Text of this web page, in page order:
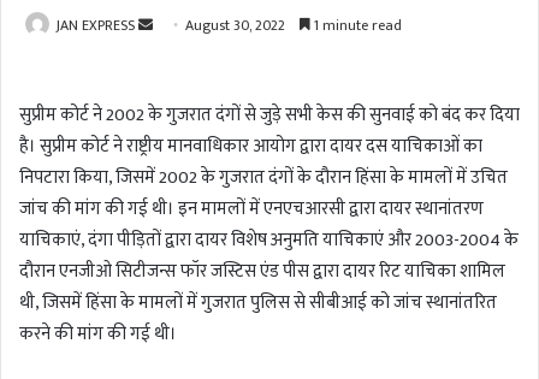
JAN EXPRESS
d
a
n
e
m
August 30, 2022 1 minute read
सुप्रीम कोर्ट ने 2002 के गुजरात दंगों से जुड़े सभी केस की सुनवाई को बंद कर दिया
है। सुप्रीम कोर्ट ने राष्ट्रीय मानवाधिकार आयोग द्वारा दायर दस याचिकाओं का
निपटारा किया, जिसमें 2002 के गुजरात दंगों के दौरान हिंसा के मामलों में उचित
जांच की मांग की गई थी। इन मामलों में एनएचआरसी द्वारा दायर स्थानांतरण
याचिकाएं, दंगा पीड़ितों द्वारा दायर विशेष अनुमति याचिकाएं और 2003-2004 के
दौरान एनजीओ सिटीजन्स फॉर जस्टिस एंड पीस द्वारा दायर रिट याचिका शामिल
थी, जिसमें हिंसा के मामलों में गुजरात पुलिस से सीबीआई को जांच स्थानांतरित
करने की मांग की गई थी।